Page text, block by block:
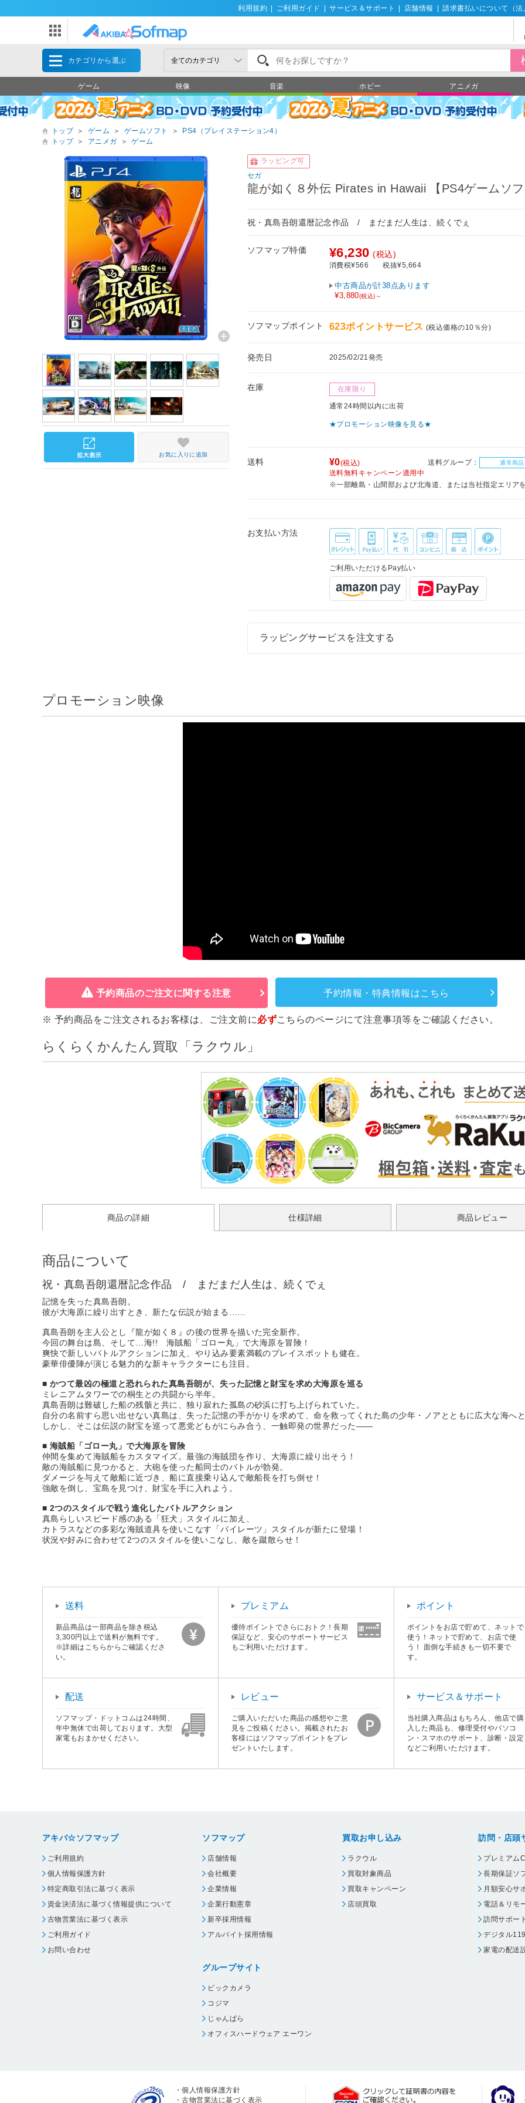
利用規約 ご利用ガイド サービス＆サポート 店舗情報 請求書払いについて（法
カテゴリから選ぶ
ゲーム 映像 音楽 ホビー アニメガ
トップ ＞ ゲーム ＞ ゲームソフト ＞
PS4（プレイステーション4）
トップ
＞ アニメガ ＞ ゲーム
ラッピング可
セガ
龍が如く８外伝 Pirates in Hawaii 【PS4ゲームソフ
祝・真島吾朗還暦記念作品 / まだまだ人生は、続くでぇ
ソフマップ特価 ¥6,230 (税込)
消費税¥566 税抜¥5,664
中古商品が計38点あります
¥3,880(税込)～
ソフマップポイント 623ポイントサービス (税込価格の10％分)
発売日 2025/02/21発売
在庫 在庫限り
通常24時間以内に出荷
★プロモーション映像を見る★
送料 ¥0(税込) 送料グループ： 通常商品
送料無料キャンペーン適用中
※一部離島・山間部および北海道、または当社指定エリア
お支払い方法
ご利用いただけるPay払い
ラッピングサービスを注文する
お気に入りに追加
プロモーション映像
予約商品のご注文に関する注意 予約情報・特典情報はこちら
※ 予約商品をご注文されるお客様は、ご注文前に必ずこちらのページにて注意事項等をご確認ください。
らくらくかんたん買取「ラクウル」
商品の詳細 仕様詳細 商品レビュー
商品について
祝・真島吾朗還暦記念作品 / まだまだ人生は、続くでぇ
記憶を失った真島吾朗。
彼が大海原に繰り出すとき、新たな伝説が始まる……
真島吾朗を主人公とし『龍が如く８』の後の世界を描いた完全新作。
今回の舞台は島、そして…海!! 海賊船「ゴロー丸」で大海原を冒険！
爽快で新しいバトルアクションに加え、やり込み要素満載のプレイスポットも健在。
豪華俳優陣が演じる魅力的な新キャラクターにも注目。
■ かつて最凶の極道と恐れられた真島吾朗が、失った記憶と財宝を求め大海原を巡る
ミレニアムタワーでの桐生との共闘から半年。
真島吾朗は難破した船の残骸と共に、独り寂れた孤島の砂浜に打ち上げられていた。
自分の名前すら思い出せない真島は、失った記憶の手がかりを求めて、命を救ってくれた島の少年・ノアとともに広大な海へと
しかし、そこは伝説の財宝を巡って悪党どもがにらみ合う、一触即発の世界だった――
■ 海賊船「ゴロー丸」で大海原を冒険
仲間を集めて海賊船をカスタマイズ。最強の海賊団を作り、大海原に繰り出そう！
敵の海賊船に見つかると、大砲を使った船同士のバトルが勃発。
ダメージを与えて敵船に近づき、船に直接乗り込んで敵船長を打ち倒せ！
強敵を倒し、宝島を見つけ、財宝を手に入れよう。
■ 2つのスタイルで戦う進化したバトルアクション
真島らしいスピード感のある「狂犬」スタイルに加え、
カトラスなどの多彩な海賊道具を使いこなす「パイレーツ」スタイルが新たに登場！
状況や好みに合わせて2つのスタイルを使いこなし、敵を蹴散らせ！
送料
新品商品は一部商品を除き税込
3,300円以上で送料が無料です。
※詳細はこちらからご確認くださ
い。
プレミアム
優待ポイントでさらにおトク！長期
保証など、安心のサポートサービス
もご利用いただけます。
ポイント
ポイントをお店で貯めて、ネットで
使う！ネットで貯めて、お店で使
う！ 面倒な手続きも一切不要で
す。
配送
ソフマップ・ドットコムは24時間、
年中無休で出荷しております。大型
家電もおまかせください。
レビュー
ご購入いただいた商品の感想やご意
見をご投稿ください。掲載されたお
客様にはソフマップポイントをプレ
ゼントいたします。
サービス＆サポート
当社購入商品はもちろん、他店で購
入した商品も、修理受付やパソコ
ン・スマホのサポート、診断・設定
などご利用いただけます。
アキバ☆ソフマップ
ご利用規約
個人情報保護方針
特定商取引法に基づく表示
資金決済法に基づく情報提供について
古物営業法に基づく表示
ご利用ガイド
お問い合わせ
ソフマップ
店舗情報
会社概要
企業情報
企業行動憲章
新卒採用情報
アルバイト採用情報
グループサイト
ビックカメラ
コジマ
じゃんぱら
オフィスハードウェア エーワン
買取お申し込み
ラクウル
買取対象商品
買取キャンペーン
店頭買取
訪問・店頭
プレミアム
長期保証ソ
月額安心サ
電話＆リモ
訪問サポート
デジタル119
家電の配送
・個人情報保護方針
・古物営業法に基づく表示